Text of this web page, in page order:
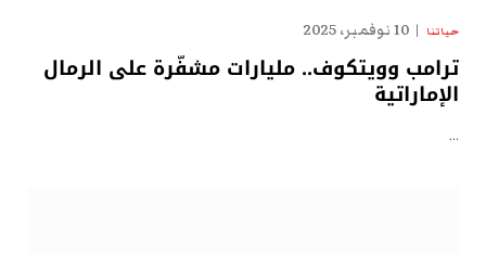
حياتنا 10 نوفمبر، 2025
ترامب وويتكوف.. مليارات مشفّرة على الرمال
الإماراتية
…